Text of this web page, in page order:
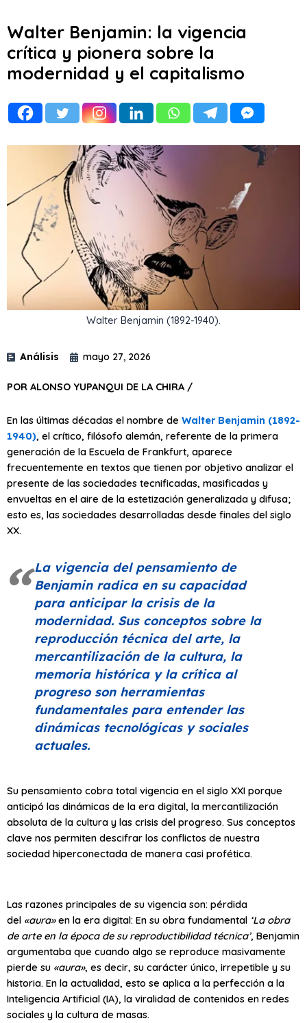
Walter Benjamin: la vigencia
crítica y pionera sobre la
modernidad y el capitalismo
Walter Benjamin (1892-1940).
Análisis mayo 27, 2026
POR ALONSO YUPANQUI DE LA CHIRA /
En las últimas décadas el nombre de Walter Benjamin (1892-
1940), el crítico, filósofo alemán, referente de la primera
generación de la Escuela de Frankfurt, aparece
frecuentemente en textos que tienen por objetivo analizar el
presente de las sociedades tecnificadas, masificadas y
envueltas en el aire de la estetización generalizada y difusa;
esto es, las sociedades desarrolladas desde finales del siglo
XX.
La vigencia del pensamiento de
Benjamin radica en su capacidad
para anticipar la crisis de la
modernidad. Sus conceptos sobre la
reproducción técnica del arte, la
mercantilización de la cultura, la
memoria histórica y la crítica al
progreso son herramientas
fundamentales para entender las
dinámicas tecnológicas y sociales
actuales.
Su pensamiento cobra total vigencia en el siglo XXI porque
anticipó las dinámicas de la era digital, la mercantilización
absoluta de la cultura y las crisis del progreso. Sus conceptos
clave nos permiten descifrar los conflictos de nuestra
sociedad hiperconectada de manera casi profética.
Las razones principales de su vigencia son: pérdida
del «aura»en la era digital: En su obra fundamental ‘La obra
de arte en la época de su reproductibilidad técnica’, Benjamin
argumentaba que cuando algo se reproduce masivamente
pierde su «aura», es decir, su carácter único, irrepetible y su
historia. En la actualidad, esto se aplica a la perfección a la
Inteligencia Artificial (IA), la viralidad de contenidos en redes
sociales y la cultura de masas.